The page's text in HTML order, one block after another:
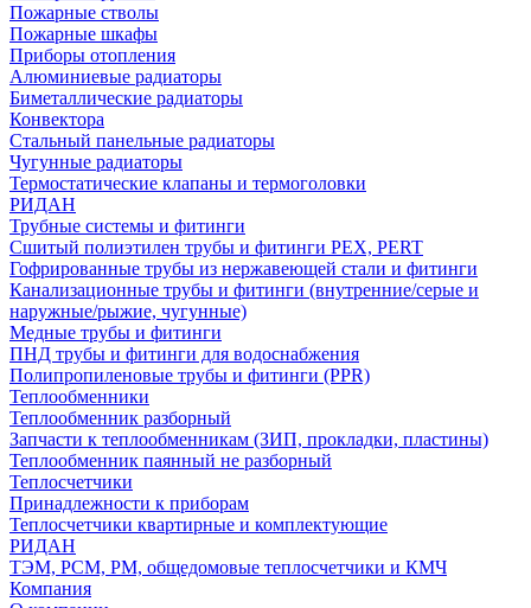
Пожарные стволы
Пожарные шкафы
Приборы отопления
Алюминиевые радиаторы
Биметаллические радиаторы
Конвектора
Стальный панельные радиаторы
Чугунные радиаторы
Термостатические клапаны и термоголовки
РИДАН
Трубные системы и фитинги
Сшитый полиэтилен трубы и фитинги PEX, PERT
Гофрированные трубы из нержавеющей стали и фитинги
Канализационные трубы и фитинги (внутренние/серые и
наружные/рыжие, чугунные)
Медные трубы и фитинги
ПНД трубы и фитинги для водоснабжения
Полипропиленовые трубы и фитинги (PPR)
Теплообменники
Теплообменник разборный
Запчасти к теплообменникам (ЗИП, прокладки, пластины)
Теплообменник паянный не разборный
Теплосчетчики
Принадлежности к приборам
Теплосчетчики квартирные и комплектующие
РИДАН
ТЭМ, РСМ, РМ, общедомовые теплосчетчики и КМЧ
Компания